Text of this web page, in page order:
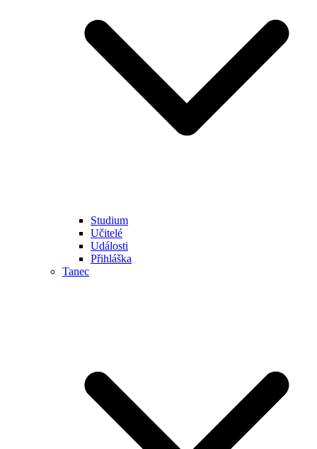
Studium
Učitelé
Události
Přihláška
Tanec